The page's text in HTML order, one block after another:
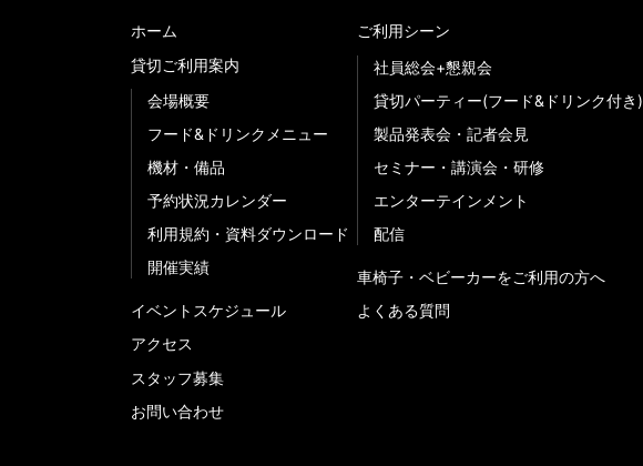
ホーム
貸切ご利用案内
会場概要
フード&ドリンクメニュー
機材・備品
予約状況カレンダー
利用規約・資料ダウンロード
開催実績
イベントスケジュール
アクセス
スタッフ募集
お問い合わせ
ご利用シーン
社員総会+懇親会
貸切パーティー(フード&ドリンク付き)
製品発表会・記者会見
セミナー・講演会・研修
エンターテインメント
配信
車椅子・ベビーカーをご利用の方へ
よくある質問